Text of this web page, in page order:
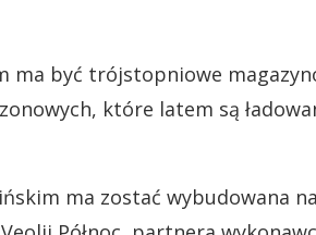
być trójstopniowe
które latem są
ma zostać wybudowana